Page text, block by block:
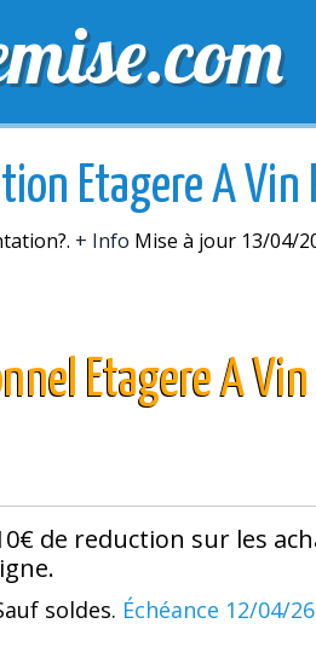
Etagere A Vin
+ Info Mise à jour 13/04/
Etagere A
de reduction sur les
soldes. Échéance 12/04/